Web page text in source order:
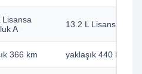
Lisansa
A
13.2 L Lisansa
366 km yaklaşık 440 km